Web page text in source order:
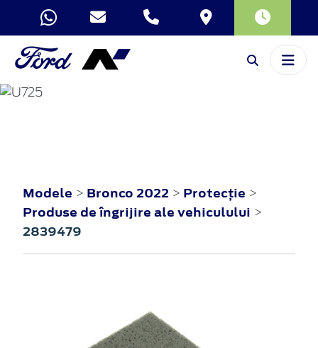
Modele > Bronco 2022 > Protecţie >
Produse de îngrijire ale vehiculului >
2839479